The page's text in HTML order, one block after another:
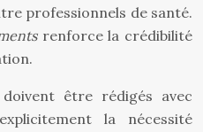
professionnels de santé.
renforce la crédibilité
être rédigés avec
la nécessité